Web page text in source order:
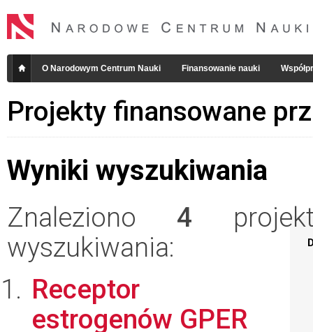
O Narodowym Centrum Nauki Finansowanie nauki
Projekty finansowane
Wyniki wyszukiwania
Znaleziono 4
wyszukiwania:
Receptor
estrogenów GPER